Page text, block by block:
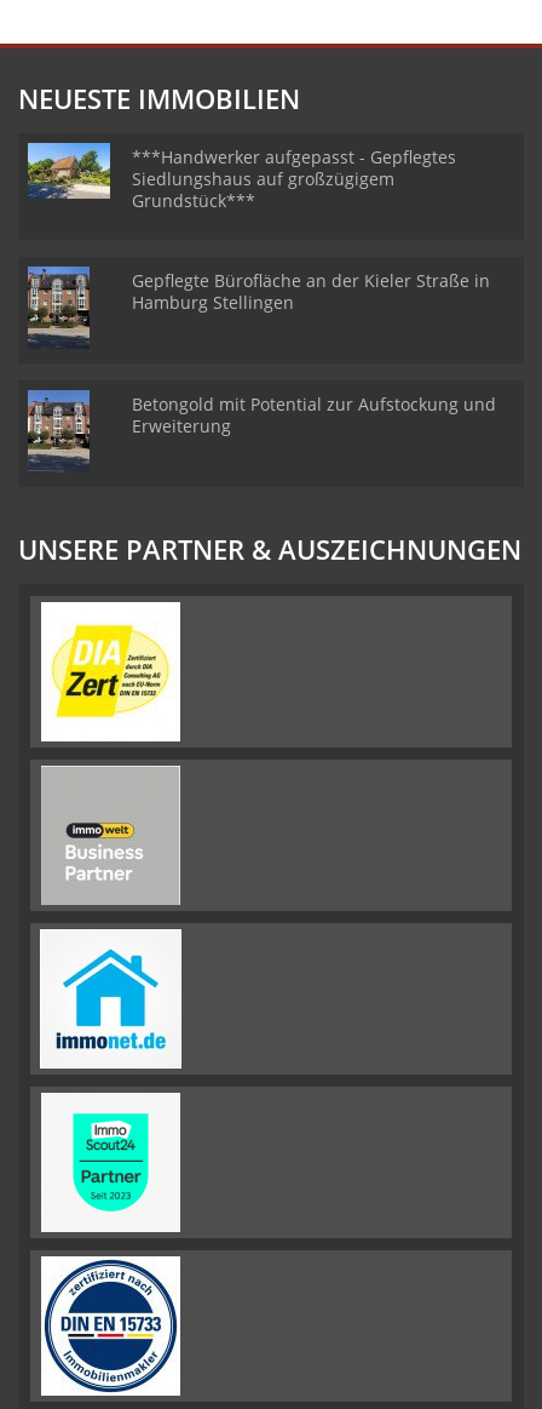
NEUESTE IMMOBILIEN
***Handwerker aufgepasst - Gepflegtes
Siedlungshaus auf großzügigem
Grundstück***
Gepflegte Bürofläche an der Kieler Straße in
Hamburg Stellingen
Betongold mit Potential zur Aufstockung und
Erweiterung
UNSERE PARTNER & AUSZEICHNUNGEN